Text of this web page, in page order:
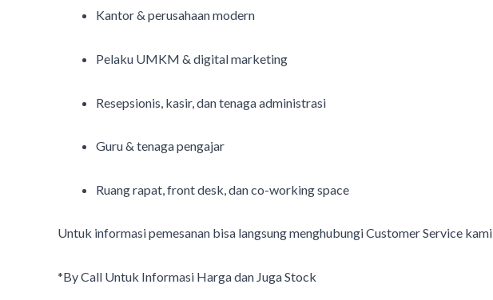
Kantor & perusahaan modern
Pelaku UMKM & digital marketing
Resepsionis, kasir, dan tenaga administrasi
Guru & tenaga pengajar
Ruang rapat, front desk, dan co-working space
Untuk informasi pemesanan bisa langsung menghubungi Customer Service kami
*By Call Untuk Informasi Harga dan Juga Stock